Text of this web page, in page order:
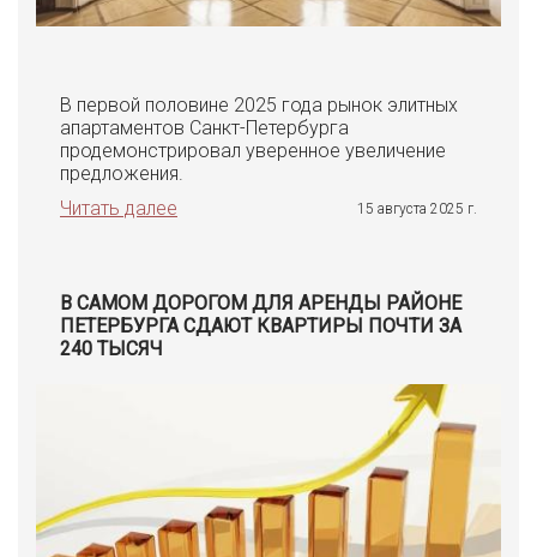
В первой половине 2025 года рынок элитных
апартаментов Санкт-Петербурга
продемонстрировал уверенное увеличение
предложения.
Читать далее
15 августа 2025 г.
В САМОМ ДОРОГОМ ДЛЯ АРЕНДЫ РАЙОНЕ
ПЕТЕРБУРГА СДАЮТ КВАРТИРЫ ПОЧТИ ЗА
240 ТЫСЯЧ